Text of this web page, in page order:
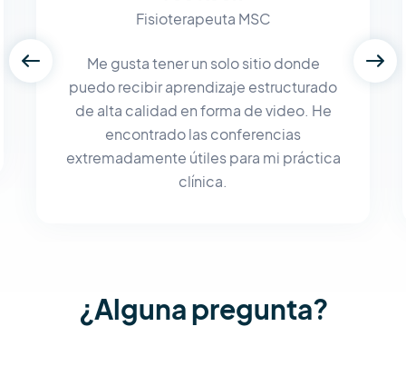
Fisioterapeuta MSC
Me gusta tener un solo sitio donde
puedo recibir aprendizaje estructurado
de alta calidad en forma de video. He
encontrado las conferencias
extremadamente útiles para mi práctica
clínica.
¿Alguna pregunta?